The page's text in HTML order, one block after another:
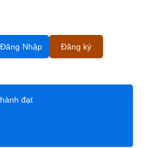
Đăng Nhập Đăng ký
đạt